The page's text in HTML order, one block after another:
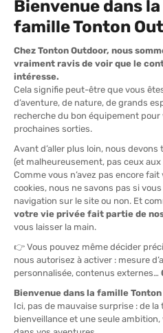
WALKER HOMME
249,00 €
COMBINAISON LS2 FEMME
EN STOCK - EXPÉDIÉ EN 24/48H
249,00 €